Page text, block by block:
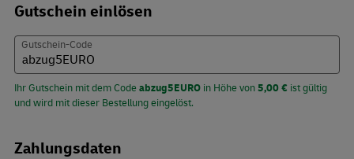
Gutschein einlösen
Gutschein-Code
Ihr Gutschein mit dem Code abzug5EURO in Höhe von5,00 € ist gültig
und wird mit dieser Bestellung eingelöst.
Zahlungsdaten